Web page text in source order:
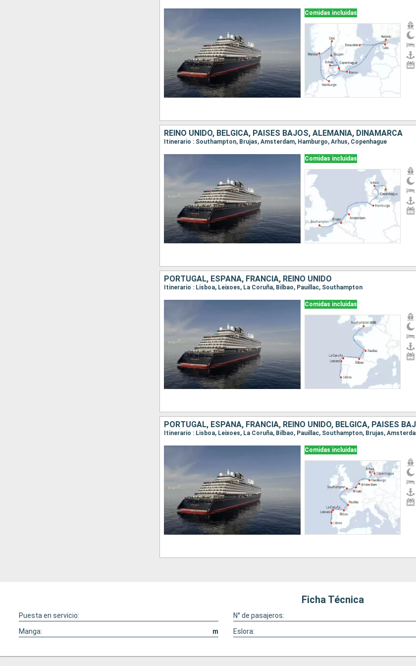
Comidas incluidas
REINO UNIDO, BÉLGICA, PAISES BAJOS, ALEMANIA, DINAMARCA
Itinerario : Southampton, Brujas, Amsterdam, Hamburgo, Arhus, Copenhague
Comidas incluidas
PORTUGAL, ESPAÑA, FRANCIA, REINO UNIDO
Itinerario : Lisboa, Leixoes, La Coruña, Bilbao, Pauillac, Southampton
Comidas incluidas
Comidas incluidas
Ficha Técnica
Puesta en servicio: N° de pasajeros:
Manga:
m Eslora: